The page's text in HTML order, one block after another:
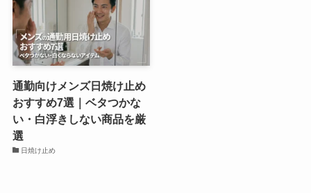
通勤向けメンズ日焼け止め
おすすめ7選｜ベタつかな
い・白浮きしない商品を厳
選
日焼け止め